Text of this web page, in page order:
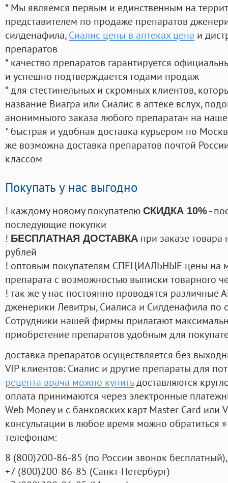
* Мы являемся первым и единственным на
представителем по продаже препаратов
силденафила, Сиалис цены в аптеках цена и
препаратов
* качество препаратов гарантируется
и успешно подтверждается годами продаж
* для стестинельных и скромных клиентов,
название Виагра или Сиалис в аптеке вслух,
анонимныого заказа любого препаратан на
* быстрая и удобная доставка курьером по
же возможна доставка препаратов почтой
классом
Покупать у нас выгодно
! каждому новому покупателю СКИДКА 10%-
последующие покупки
! БЕСПЛАТНАЯ ДОСТАВКА при заказе
рублей
! оптовым покупателям СПЕЦИАЛЬНЫЕ цены на
препарата с возможностью выписки товарного
! так же у нас постоянно проводятся
дженерики Левитры, Сиалиса и Силденафила по
Cотрудники нашей фирмы прилагают
приобретение препаратов удобным для
доставка препаратов осуществляется без
VIP клиентов: Сиалис и другие препараты для
рецепта врача можно купитьдоставляются
оплата принимаются через электронные
Web Money и с банковских карт Master Card или
консультации в любое время можно обратиться
телефонам:
8 (800)200-86-85 (по России звонок бесплатный),
+7 (800)200-86-85 (Санкт-Петербург)